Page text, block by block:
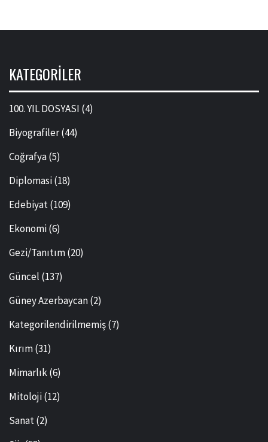
KATEGORILER
100. YIL DOSYASI (4)
Biyografiler(44)
Coğrafya(5)
Diplomasi(18)
Edebiyat(109)
Ekonomi(6)
Gezi/Tanıtım(20)
Güncel (137)
Güney Azerbaycan(2)
Kategorilendirilmemiş(7)
Kırım(31)
Mimarlık(6)
Mitoloji(12)
Sanat(2)